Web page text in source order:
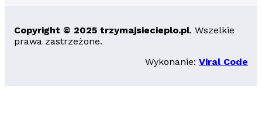
Copyright © 2025 trzymajsiecieplo.pl. Wszelkie
prawa zastrzeżone.
Wykonanie: Viral Code